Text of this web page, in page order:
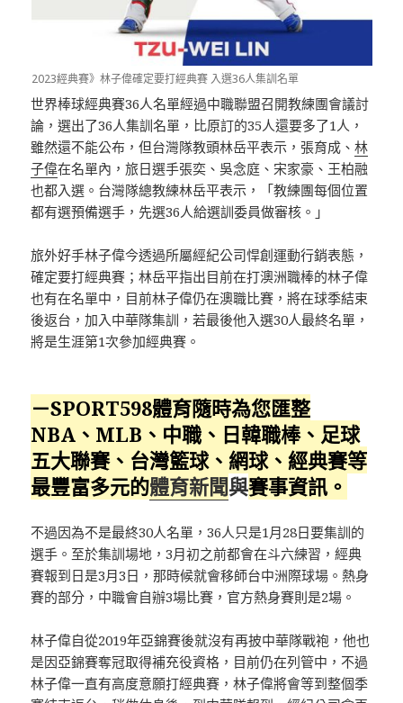
2023經典賽》林子偉確定要打經典賽 入選36人集訓名單
世界棒球經典賽36人名單經過中職聯盟召開教練團會議討
論，選出了36人集訓名單，比原訂的35人還要多了1人，
雖然還不能公布，但台灣隊教頭林岳平表示，張育成、林
子偉在名單內，旅日選手張奕、吳念庭、宋家豪、王柏融
也都入選。台灣隊總教練林岳平表示，「教練團每個位置
都有選預備選手，先選36人給選訓委員做審核。」
旅外好手林子偉今透過所屬經紀公司悍創運動行銷表態，
確定要打經典賽；林岳平指出目前在打澳洲職棒的林子偉
也有在名單中，目前林子偉仍在澳職比賽，將在球季結束
後返台，加入中華隊集訓，若最後他入選30人最終名單，
將是生涯第1次參加經典賽。
－SPORT598體育隨時為您匯整
NBA、MLB、中職、日韓職棒、足球
五大聯賽、台灣籃球、網球、經典賽等
最豐富多元的體育新聞與賽事資訊。
不過因為不是最終30人名單，36人只是1月28日要集訓的
選手。至於集訓場地，3月初之前都會在斗六練習，經典
賽報到日是3月3日，那時候就會移師台中洲際球場。熱身
賽的部分，中職會自辦3場比賽，官方熱身賽則是2場。
林子偉自從2019年亞錦賽後就沒有再披中華隊戰袍，他也
是因亞錦賽奪冠取得補充役資格，目前仍在列管中，不過
林子偉一直有高度意願打經典賽，林子偉將會等到整個季